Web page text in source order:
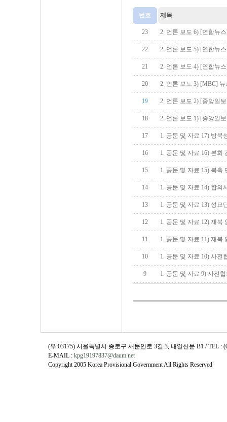
번호 제목
23 2. 언론 보도 6) [연합뉴
22 2. 언론 보도 5) [연합뉴
21 2. 언론 보도 4) [연합뉴
20 2. 언론 보도 3) [MBC]
19 2. 언론 보도 2) [중앙일
18 2. 언론 보도 1) [중앙일
17 1. 공문 및 자료 17) 방
16 1. 공문 및 자료 16) 본
15 1. 공문 및 자료 15) 북
14 1. 공문 및 자료 14) 합의
13 1. 공문 및 자료 13) 성묘
12 1. 공문 및 자료 12) 재
11 1. 공문 및 자료 11) 재
10 1. 공문 및 자료 10) 사
9 1. 공문 및 자료 9) 사전
(우:03175) 서울특별시 종로구 새문안로 3길 3, 내일신문 B1 / TEL :
E-MAIL : kpg19197837@daum.net
Copyright 2005 Korea Provisional Government All Rights Reserved